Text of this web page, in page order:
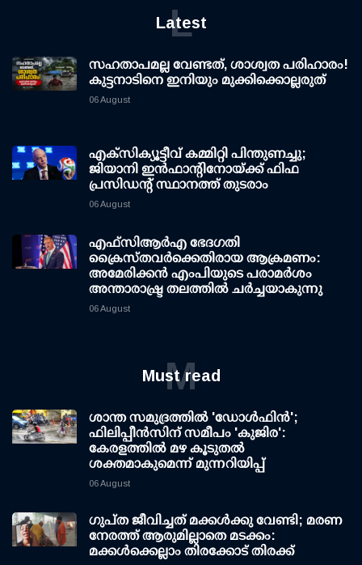
Latest
L
സഹതാപമല്ല വേണ്ടത്, ശാശ്വത പരിഹാരം!
കുട്ടനാടിനെ ഇനിയും മുക്കിക്കൊല്ലരുത്
06 August
എക്സിക്യൂട്ടീവ് കമ്മിറ്റി പിന്തുണച്ചു;
ജിയാനി ഇന്‍ഫാന്റിനോയ്ക്ക് ഫിഫ
പ്രസിഡന്റ് സ്ഥാനത്ത് തുടരാം
06 August
എഫ്‌സി‌ആര്‍‌എ ഭേദഗതി
ക്രൈസ്തവർക്കെതിരായ ആക്രമണം:
അമേരിക്കൻ എംപിയുടെ പരാമർശം
അന്താരാഷ്ട്ര തലത്തിൽ ചർച്ചയാകുന്നു
06 August
Must read
M
ശാന്ത സമുദ്രത്തില്‍ 'ഡോള്‍ഫിന്‍';
ഫിലിപ്പീന്‍സിന് സമീപം 'കുജിര':
കേരളത്തില്‍ മഴ കൂടുതല്‍
ശക്തമാകുമെന്ന് മുന്നറിയിപ്പ്
06 August
ഗുപ്ത ജീവിച്ചത് മക്കള്‍ക്കു വേണ്ടി; മരണ
നേരത്ത് ആരുമില്ലാതെ മടക്കം:
മക്കള്‍ക്കെല്ലാം തിരക്കോട് തിരക്ക്